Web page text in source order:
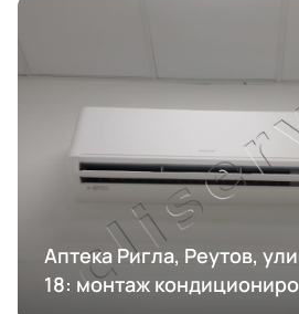
Аптека Ригла, Реутов,
18: монтаж